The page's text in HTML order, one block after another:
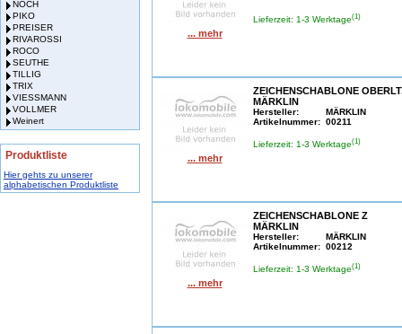
NOCH
PIKO
PREISER
RIVAROSSI
ROCO
SEUTHE
TILLIG
TRIX
VIESSMANN
VOLLMER
Weinert
Produktliste
Hier gehts zu unserer
alphabetischen Produktliste
... mehr
Lieferzeit: 1-3 Werktage(1)
... mehr
ZEICHENSCHABLONE
MÄRKLIN
Hersteller:
MÄRKLIN
Artikelnummer: 00211
Lieferzeit: 1-3 Werktage(1)
... mehr
ZEICHENSCHABLONE Z
MÄRKLIN
Hersteller:
MÄRKLIN
Artikelnummer: 00212
Lieferzeit: 1-3 Werktage(1)